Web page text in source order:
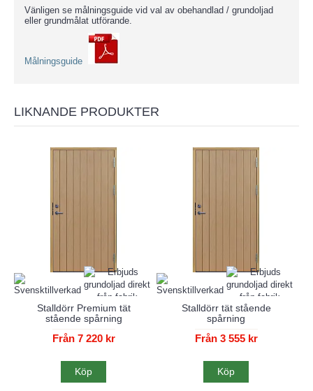
Vänligen se målningsguide vid val av obehandlad / grundoljad
eller grundmålat utförande.
Målningsguide
LIKNANDE PRODUKTER
Stalldörr Premium tät
stående spårning
Från 7 220 kr
Köp
Stalldörr tät stående
spårning
Från 3 555 kr
Köp